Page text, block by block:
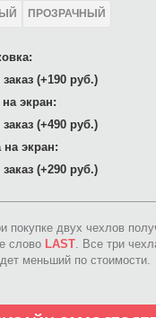
ПРОЗРАЧНЫЙ
(+190 руб.)
экран:
(+490 руб.)
на экран:
(+290 руб.)
покупке двух чехлов
слово LAST. Все три
меньший по стоимости.